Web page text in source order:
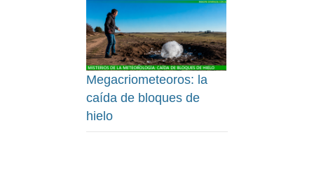
Megacriometeoros: la
caída de bloques de
hielo